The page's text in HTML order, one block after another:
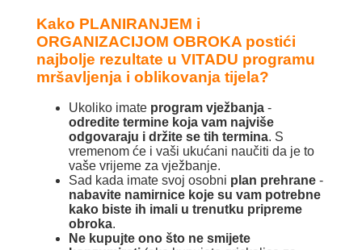
Kako PLANIRANJEM i
ORGANIZACIJOM OBROKA postići
najbolje rezultate u VITADU programu
mršavljenja i oblikovanja tijela?
Ukoliko imate program vježbanja -
odredite termine koja vam najviše
odgovaraju i držite se tih termina. S
vremenom će i vaši ukućani naučiti da je to
vaše vrijeme za vježbanje.
Sad kada imate svoj osobni plan prehrane -
nabavite namirnice koje su vam potrebne
kako biste ih imali u trenutku pripreme
obroka.
Ne kupujte ono što ne smijete